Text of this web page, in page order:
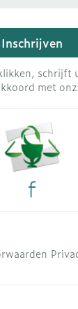
Inschrijven
schrijft
met